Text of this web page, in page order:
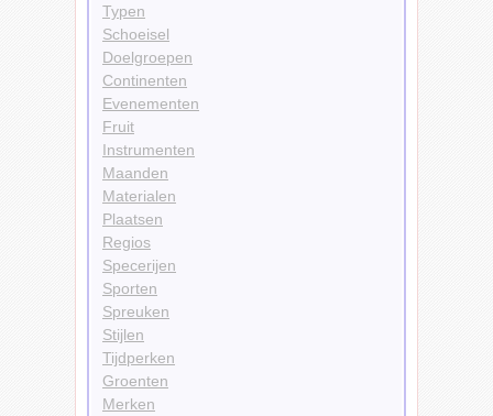
Typen
Schoeisel
Doelgroepen
Continenten
Evenementen
Fruit
Instrumenten
Maanden
Materialen
Plaatsen
Regios
Specerijen
Sporten
Spreuken
Stijlen
Tijdperken
Groenten
Merken